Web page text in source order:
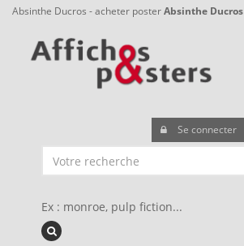
Absinthe Ducros - acheter posterAbsinthe Ducros
Se connecter
Ex : monroe, pulp fiction...